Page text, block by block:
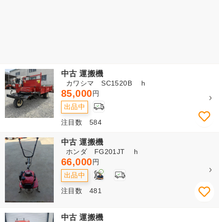
中古 運搬機
カワシマ SC1520B h
85,000円
出品中
注目数 584
中古 運搬機
ホンダ FG201JT h
66,000円
出品中 2
注目数 481
中古 運搬機